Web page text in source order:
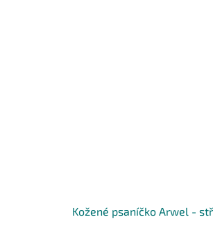
Kožené psaníčko Arwel -